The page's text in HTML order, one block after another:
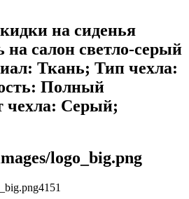
на сиденья
на салон светло-серый
Ткань; Тип чехла:
Полный
чехла: Серый;
logo_big.png
41 51